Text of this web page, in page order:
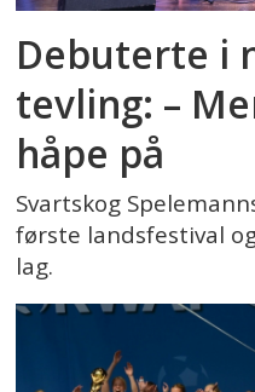
Debuterte i
tevling: –
håpe på
Svartskog
første landsfestival
lag.